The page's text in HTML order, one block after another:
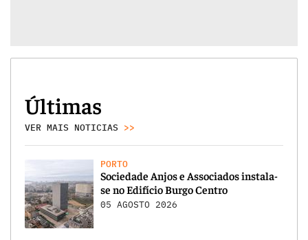
Últimas
VER MAIS NOTICIAS >>
PORTO
Sociedade Anjos e Associados instala-
se no Edifício Burgo Centro
05 AGOSTO 2026